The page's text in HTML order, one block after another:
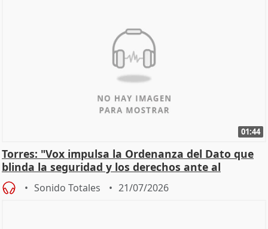
01:44
Torres: "Vox impulsa la Ordenanza del Dato que
blinda la seguridad y los derechos ante al
control"
Sonido Totales 21/07/2026